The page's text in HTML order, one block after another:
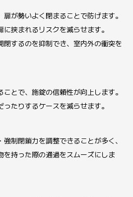
が勢いよく閉まることで防げます。
挟まれるリスクを減らせます。
閉するのを抑制でき、室内外の衝突を
とで、施錠の信頼性が向上します。
たりするケースを減らせます。
制閉鎖力を調整できることが多く、
を持った際の通過をスムーズにしま